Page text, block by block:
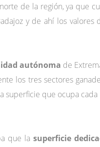
de la región, ya que
y de ahí los valores
autónoma de
los tres sectores
que ocupa
que la superficie